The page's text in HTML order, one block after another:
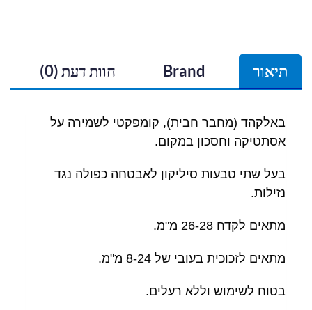
תיאור Brand חוות דעת (0)
באלקהד (מחבר חבית), קומפקטי לשמירה על
אסתטיקה וחסכון במקום.
בעל שתי טבעות סיליקון לאבטחה כפולה נגד
נזילות.
מתאים לקדח 26-28 מ"מ.
מתאים לזכוכית בעובי של 8-24 מ"מ.
בטוח לשימוש וללא רעלים.